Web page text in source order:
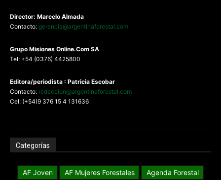
Director: Marcelo Almada
Contacto: gerencia@argentinaforestal.com
Grupo Misiones Online.Com SA
Tel: +54 (0376) 4425800
Editora/periodista : Patricia Escobar
Contacto: redaccion@argentinaforestal.com
Cel: (+54)9 376 15 4 131636
Categorías
AF Joven AF Mujeres Forestales
Agenda Forestal